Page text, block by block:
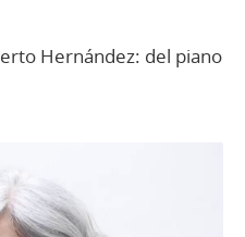
Hernández: del piano